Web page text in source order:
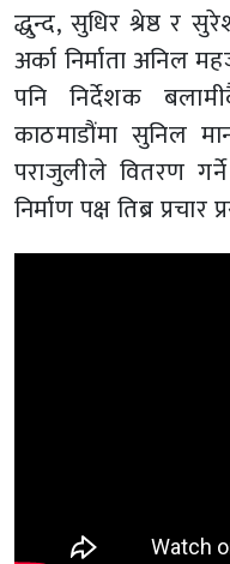
द्धुन्द, सुधिर श्रेष्ठ र
अर्का निर्माता अनिल
पनि निर्देशक
काठमाडौंमा सुनिल
पराजुलीले वितरण
निर्माण पक्ष तिब्र